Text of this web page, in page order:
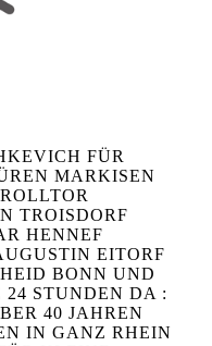
FÜR
MARKISEN
TROISDORF
HENNEF
EITORF
BONN UND
STUNDEN DA :
40 JAHREN
IN GANZ RHEIN